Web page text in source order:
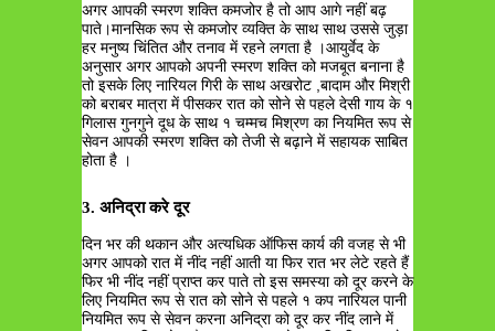
अगर आपकी स्मरण शक्ति कमजोर है तो आप आगे नहीं बढ़
पाते।मानसिक रूप से कमजोर व्यक्ति के साथ साथ उससे जुड़ा
हर मनुष्य चिंतित और तनाव में रहने लगता है ।आयुर्वेद के
अनुसार अगर आपको अपनी स्मरण शक्ति को मजबूत बनाना है
तो इसके लिए नारियल गिरी के साथ अखरोट ,बादाम और मिश्री
को बराबर मात्रा में पीसकर रात को सोने से पहले देसी गाय के १
गिलास गुनगुने दूध के साथ १ चम्मच मिश्रण का नियमित रूप से
सेवन आपकी स्मरण शक्ति को तेजी से बढ़ाने में सहायक साबित
होता है ।
3. अनिद्रा करे दूर
दिन भर की थकान और अत्यधिक ऑफिस कार्य की वजह से भी
अगर आपको रात में नींद नहीं आती या फिर रात भर लेटे रहते हैं
फिर भी नींद नहीं प्राप्त कर पाते तो इस समस्या को दूर करने के
लिए नियमित रूप से रात को सोने से पहले १ कप नारियल पानी
नियमित रूप से सेवन करना अनिद्रा को दूर कर नींद लाने में